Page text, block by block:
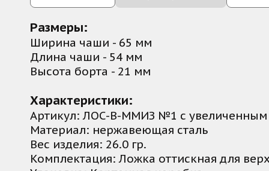
Специализированный инструмент для
отображение переходной складки и
областей.
• Рабочая часть: Анатомическая форма
• Материал: Нержавеющая сталь
• Размер: № 1 (малый) для узких
• Особенности: Усиленная конструкция
• Стандарт: Соответствует техническим
Размеры:
Ширина чаши - 65 мм
Длина чаши - 54 мм
Высота борта - 21 мм
Характеристики:
Артикул: ЛОС-В-ММИЗ №1 с увеличенным
Материал: нержавеющая сталь
Вес изделия: 26.0 гр.
Комплектация: Ложка оттискная для